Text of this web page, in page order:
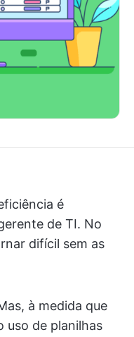
é
de TI. No
difícil sem as
à medida que
uso de planilhas